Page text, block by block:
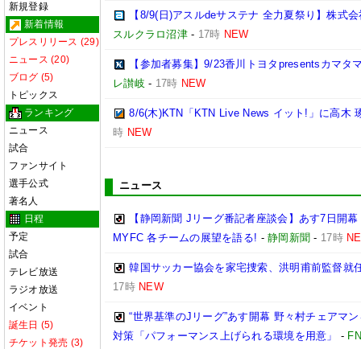
新規登録
新着情報
プレスリリース (29)
ニュース (20)
ブログ (5)
トピックス
ランキング
ニュース
試合
ファンサイト
選手公式
著名人
日程
予定
試合
テレビ放送
ラジオ放送
イベント
誕生日 (5)
チケット発売 (3)
【8/9(日)アスルdeサステナ 全力夏祭り】株式
スルクラロ沼津- 17時 NEW
【参加者募集】9/23香川トヨタpresentsカマタ
レ讃岐 - 17時 NEW
8/6(木)KTN「KTN Live News イット!」に高木
時 NEW
ニュース
【静岡新聞 Jリーグ番記者座談会】あす7日開
MYFC 各チームの展望を語る! -静岡新聞 - 17時
韓国サッカー協会を家宅捜索、洪明甫前監督就
17時 NEW
“世界基準のJリーグ”あす開幕 野々村チェアマ
対策「パフォーマンス上げられる環境を用意」
-